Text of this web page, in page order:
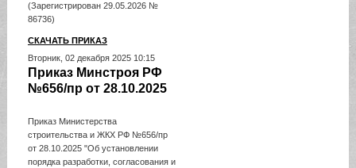
(Зарегистрирован 29.05.2026 №
86736)
СКАЧАТЬ ПРИКАЗ
Вторник, 02 декабря 2025 10:15
Приказ Минстроя РФ
№656/пр от 28.10.2025
Приказ Министерства
строительства и ЖКХ РФ №656/пр
от 28.10.2025 "Об установлении
порядка разработки, согласования и